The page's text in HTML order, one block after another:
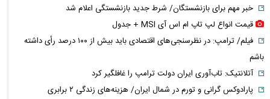
خبر مهم برای بازنشستگان/ شرط جدید بازنشستگی اعلام شد
قیمت انواع لپ تاپ ام اس آی MSI + جدول
فیلم/ ترامپ: در نظرسنجی‌های اقتصادی باید بیش از ۱۰۰ درصد رأی داشته
باشم
آتلانتیک: تاب‌آوری ایران دولت ترامپ را غافلگیر کرد
پارادوکس گرانی و تورم در شمال ایران/ هزینه‌های زندگی ۲ برابری